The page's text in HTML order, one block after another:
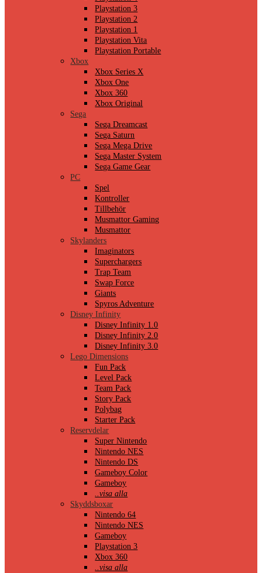
Playstation 3
Playstation 2
Playstation 1
Playstation Vita
Playstation Portable
Xbox
Xbox Series X
Xbox One
Xbox 360
Xbox Original
Sega
Sega Dreamcast
Sega Saturn
Sega Mega Drive
Sega Master System
Sega Game Gear
PC
Spel
Kontroller
Tillbehör
Musmattor Gaming
Musmattor
Skylanders
Imaginators
Superchargers
Trap Team
Swap Force
Giants
Spyros Adventure
Disney Infinity
Disney Infinity 1.0
Disney Infinity 2.0
Disney Infinity 3.0
Lego Dimensions
Fun Pack
Level Pack
Team Pack
Story Pack
Polybag
Starter Pack
Reservdelar
Super Nintendo
Nintendo NES
Nintendo DS
Gameboy Color
Gameboy
..visa alla
Skyddsboxar
Nintendo 64
Nintendo NES
Gameboy
Playstation 3
Xbox 360
..visa alla